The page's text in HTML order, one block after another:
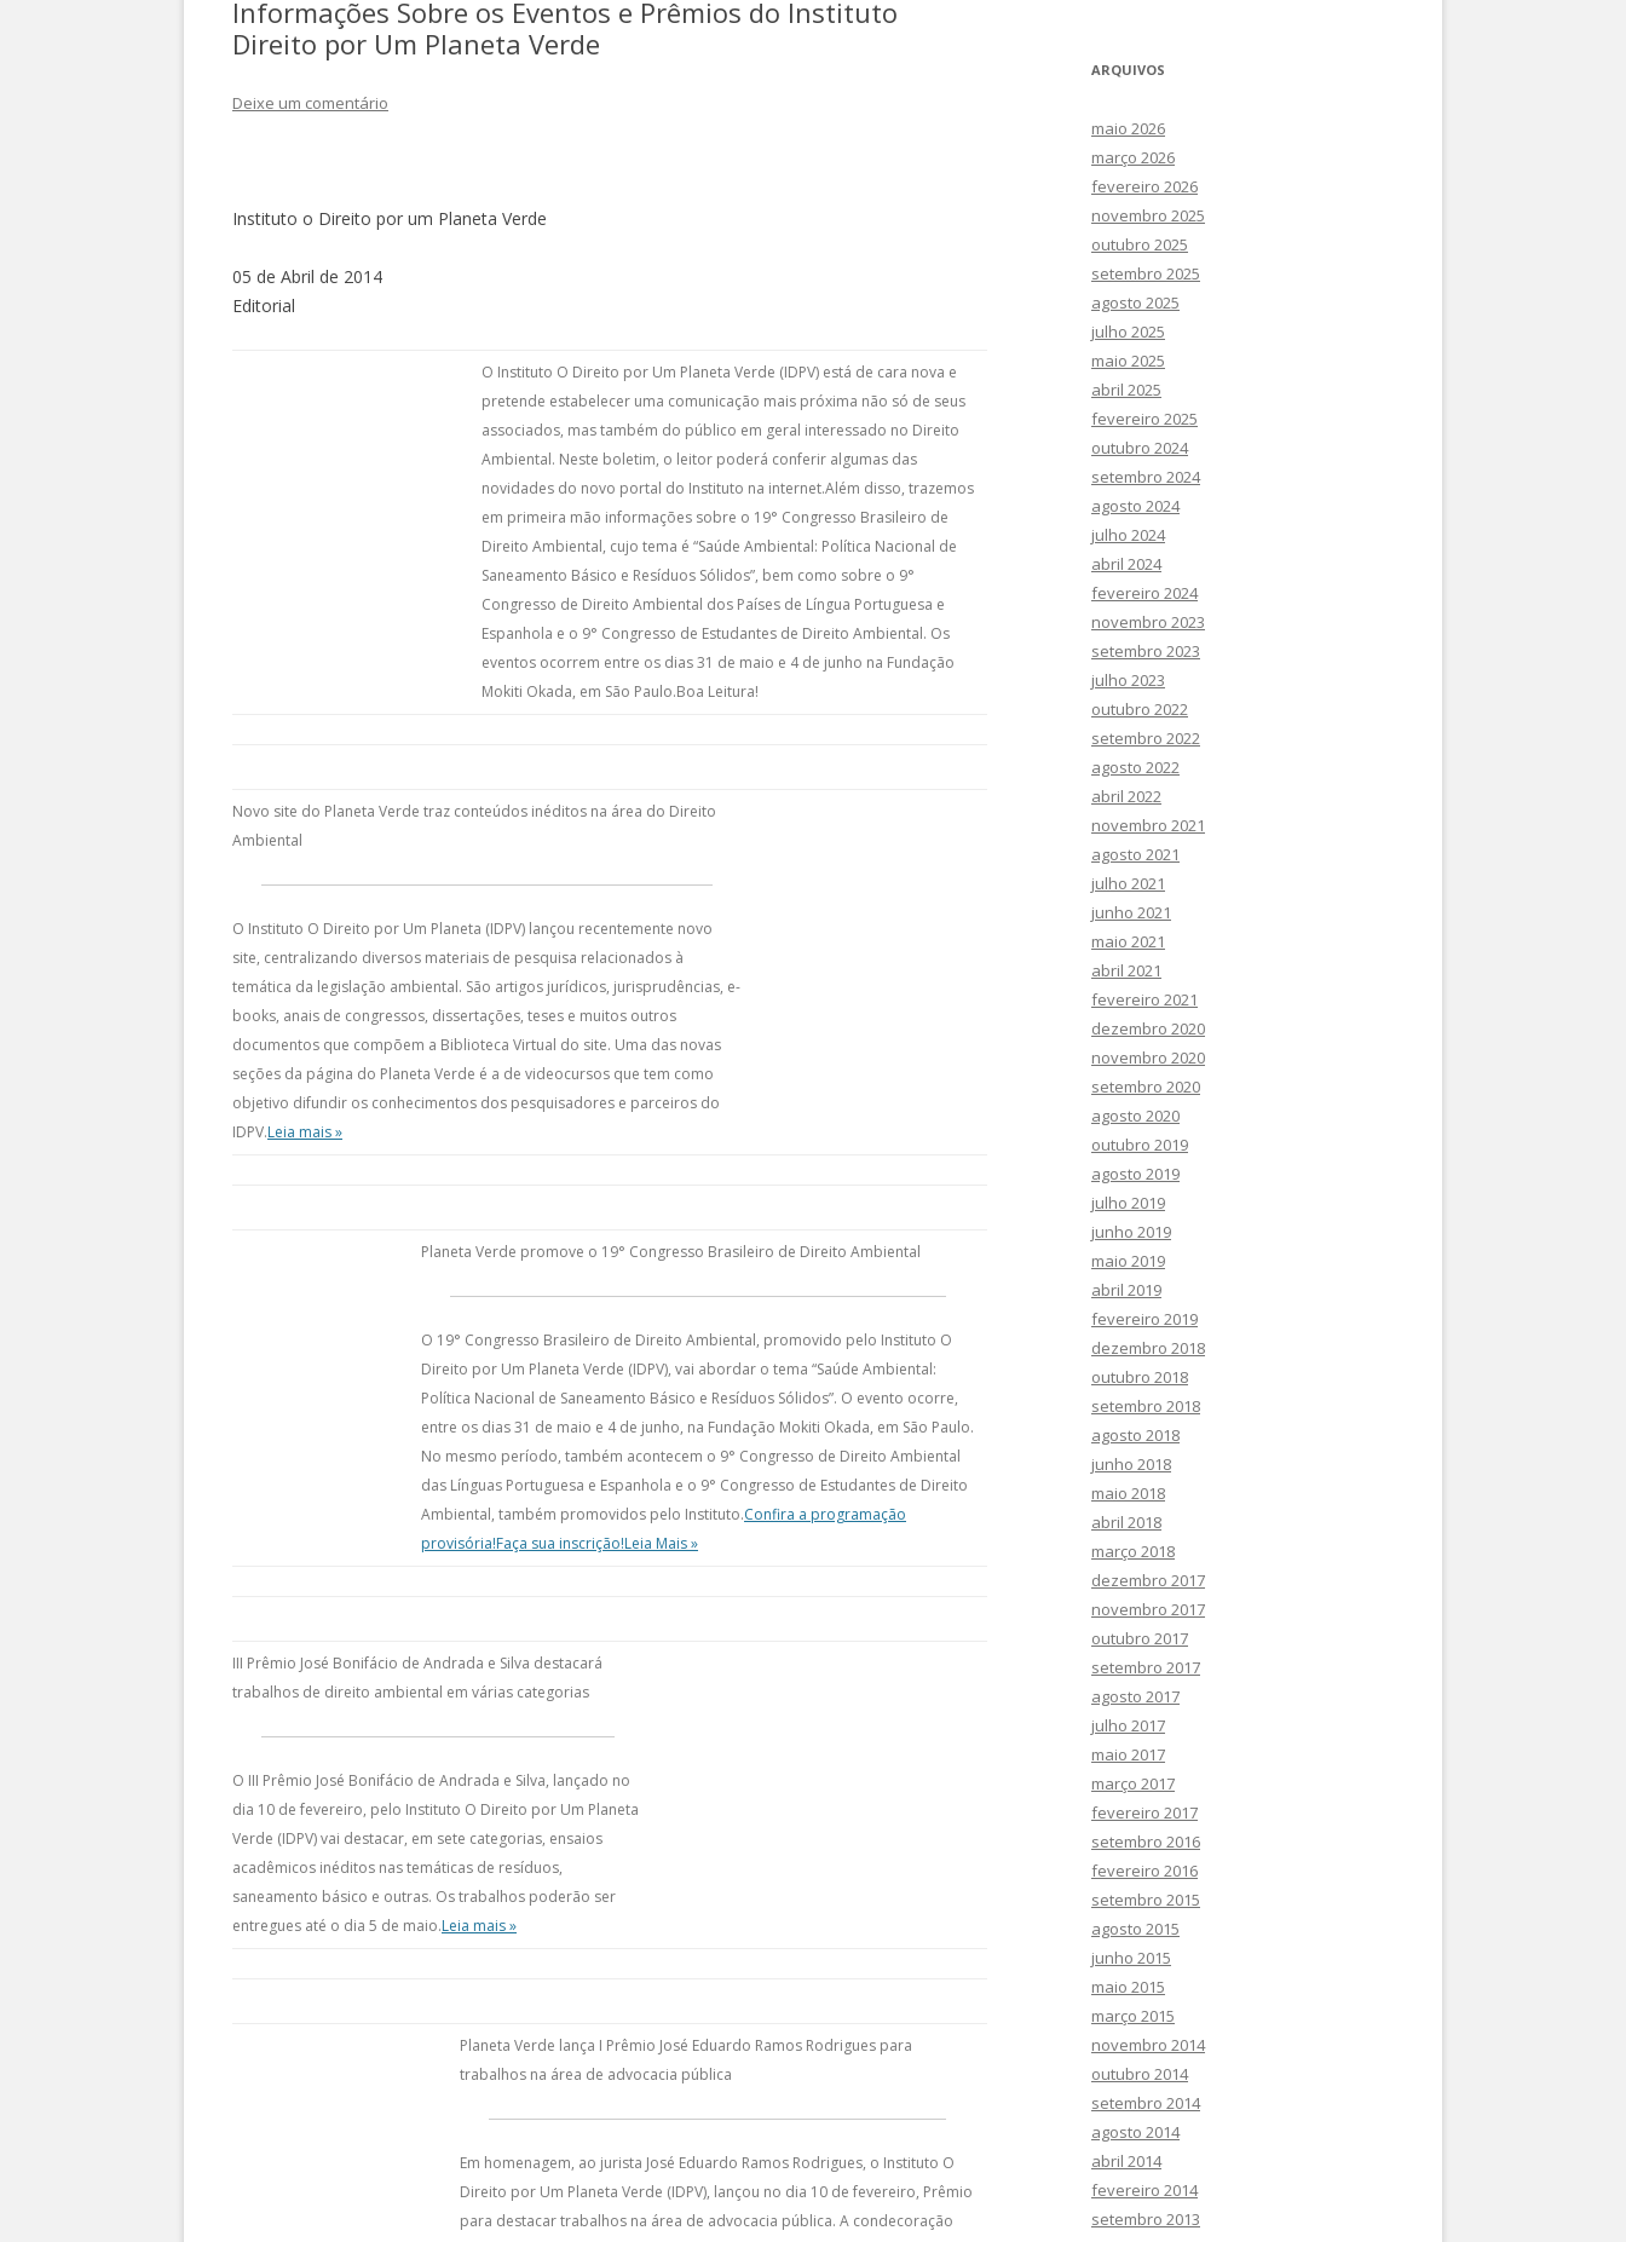
DIREITO E NAS POLÍTICAS
III CONGRESSO INTERNACIONAL –
III CONGRESSO INTERNACIONAL –
BRASIL (2021)
Informações Sobre os Eventos e Prêmios do Instituto
Direito por Um Planeta Verde
Deixe um comentário
Instituto o Direito por um Planeta Verde
05 de Abril de 2014
Editorial
O Instituto O Direito por Um Planeta Verde (IDPV) está de cara nova e
pretende estabelecer uma comunicação mais próxima não só de seus
associados, mas também do público em geral interessado no Direito
Ambiental. Neste boletim, o leitor poderá conferir algumas das
novidades do novo portal do Instituto na internet.Além disso, trazemos
em primeira mão informações sobre o 19° Congresso Brasileiro de
Direito Ambiental, cujo tema é “Saúde Ambiental: Política Nacional de
Saneamento Básico e Resíduos Sólidos”, bem como sobre o 9°
Congresso de Direito Ambiental dos Países de Língua Portuguesa e
Espanhola e o 9° Congresso de Estudantes de Direito Ambiental. Os
eventos ocorrem entre os dias 31 de maio e 4 de junho na Fundação
Mokiti Okada, em São Paulo.Boa Leitura!
Novo site do Planeta Verde traz conteúdos inéditos na área do Direito
Ambiental
O Instituto O Direito por Um Planeta (IDPV) lançou recentemente novo
site, centralizando diversos materiais de pesquisa relacionados à
temática da legislação ambiental. São artigos jurídicos, jurisprudências, e-
books, anais de congressos, dissertações, teses e muitos outros
documentos que compõem a Biblioteca Virtual do site. Uma das novas
seções da página do Planeta Verde é a de videocursos que tem como
objetivo difundir os conhecimentos dos pesquisadores e parceiros do
IDPV.Leia mais »
Planeta Verde promove o 19° Congresso Brasileiro de Direito Ambiental
O 19° Congresso Brasileiro de Direito Ambiental, promovido pelo Instituto O
Direito por Um Planeta Verde (IDPV), vai abordar o tema “Saúde Ambiental:
Política Nacional de Saneamento Básico e Resíduos Sólidos”. O evento ocorre,
entre os dias 31 de maio e 4 de junho, na Fundação Mokiti Okada, em São Paulo.
No mesmo período, também acontecem o 9° Congresso de Direito Ambiental
das Línguas Portuguesa e Espanhola e o 9° Congresso de Estudantes de Direito
Ambiental, também promovidos pelo Instituto.Confira a programação
provisória!Faça sua inscrição!Leia Mais »
III Prêmio José Bonifácio de Andrada e Silva destacará
trabalhos de direito ambiental em várias categorias
O III Prêmio José Bonifácio de Andrada e Silva, lançado no
dia 10 de fevereiro, pelo Instituto O Direito por Um Planeta
Verde (IDPV) vai destacar, em sete categorias, ensaios
acadêmicos inéditos nas temáticas de resíduos,
saneamento básico e outras. Os trabalhos poderão ser
entregues até o dia 5 de maio.Leia mais »
Planeta Verde lança I Prêmio José Eduardo Ramos Rodrigues para
trabalhos na área de advocacia pública
Em homenagem, ao jurista José Eduardo Ramos Rodrigues, o Instituto O
Direito por Um Planeta Verde (IDPV), lançou no dia 10 de fevereiro, Prêmio
para destacar trabalhos na área de advocacia pública. A condecoração
ARQUIVOS
maio 2026
março 2026
fevereiro 2026
novembro 2025
outubro 2025
setembro 2025
agosto 2025
julho 2025
maio 2025
abril 2025
fevereiro 2025
outubro 2024
setembro 2024
agosto 2024
julho 2024
abril 2024
fevereiro 2024
novembro 2023
setembro 2023
julho 2023
outubro 2022
setembro 2022
agosto 2022
abril 2022
novembro 2021
agosto 2021
julho 2021
junho 2021
maio 2021
abril 2021
fevereiro 2021
dezembro 2020
novembro 2020
setembro 2020
agosto 2020
outubro 2019
agosto 2019
julho 2019
junho 2019
maio 2019
abril 2019
fevereiro 2019
dezembro 2018
outubro 2018
setembro 2018
agosto 2018
junho 2018
maio 2018
abril 2018
março 2018
dezembro 2017
novembro 2017
outubro 2017
setembro 2017
agosto 2017
julho 2017
maio 2017
março 2017
fevereiro 2017
setembro 2016
fevereiro 2016
setembro 2015
agosto 2015
junho 2015
maio 2015
março 2015
novembro 2014
outubro 2014
setembro 2014
agosto 2014
abril 2014
fevereiro 2014
setembro 2013